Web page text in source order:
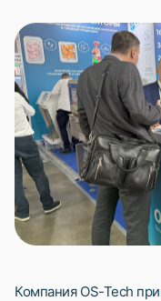
Компания OS-Tech